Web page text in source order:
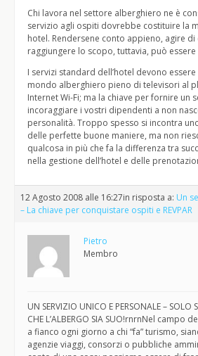
Chi lavora nel settore alberghiero ne è
servizio agli ospiti dovrebbe costituire la
hotel. Rendersene conto appieno, agire di
raggiungere lo scopo, tuttavia, può
I servizi standard dell’hotel devono
mondo alberghiero pieno di televisori al
Internet Wi-Fi; ma la chiave per fornire un
incoraggiare i vostri dipendenti a non
personalità. Troppo spesso si incontra
delle perfette buone maniere, ma non
qualcosa in più che fa la differenza tra
nella gestione dell’hotel e delle
12 Agosto 2008 alle 16:27in risposta a: Un
– La chiave per conquistare ospiti e REVPAR
Pietro
Membro
UN SERVIZIO UNICO E PERSONALE – SOLO
CHE L’ALBERGO SIA SUO!rnrnNel campo
a fianco ogni giorno a chi “fa” turismo,
agenzie viaggi, consorzi o pubbliche